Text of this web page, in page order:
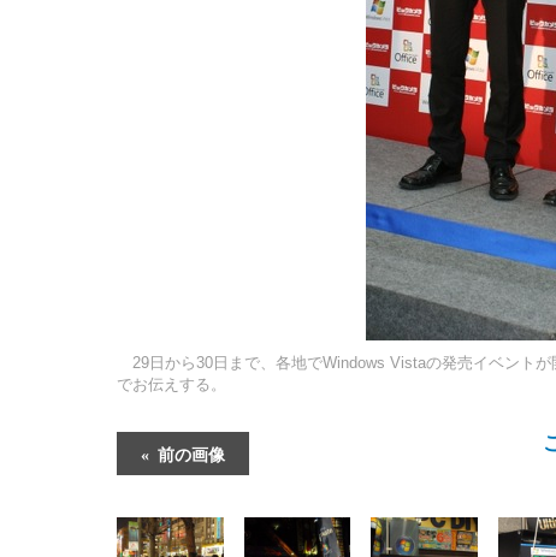
29日から30日まで、各地でWindows Vistaの発売イベント
でお伝えする。
前の画像